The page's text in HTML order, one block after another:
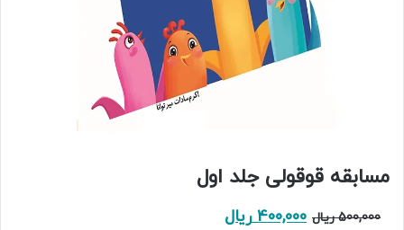
مسابقه قوقولی جلد اول
500,000 ریال قیمت
400,000 ریال